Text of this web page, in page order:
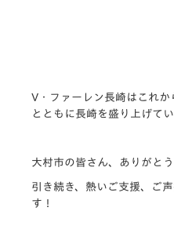
V・ ファーレン長崎はこれ
とともに長崎を盛り上げて
大村市の皆さん、ありがと
引き続き、熱いご支援、ご
す！